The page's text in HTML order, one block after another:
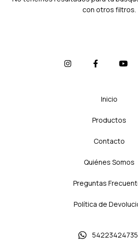
con otros filtros.
Inicio
Productos
Contacto
Quiénes Somos
Preguntas
Política de